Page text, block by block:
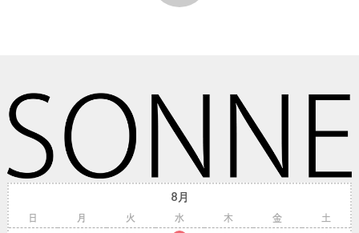
8月
日 月 火 水 木 金 土